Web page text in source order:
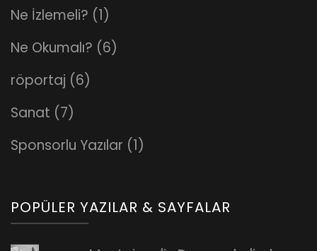
Ne İzlemeli? (1)
Ne Okumalı? (6)
röportaj (6)
Sanat (7)
Sponsorlu Yazılar (1)
POPÜLER YAZILAR & SAYFALAR